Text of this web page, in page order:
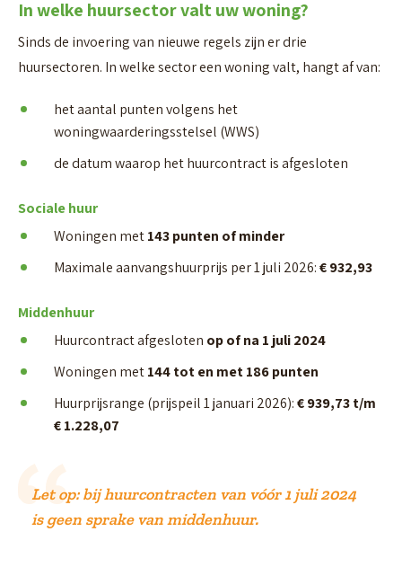
In welke huursector valt uw woning?
Sinds de invoering van nieuwe regels zijn er drie
huursectoren. In welke sector een woning valt, hangt af van:
het aantal punten volgens het
woningwaarderingsstelsel (WWS)
de datum waarop het huurcontract is afgesloten
Sociale huur
Woningen met143 punten of minder
Maximale aanvangshuurprijs per 1 juli 2026:€ 932,93
Middenhuur
Huurcontract afgesloten op of na 1 juli 2024
Woningen met144 tot en met 186 punten
Huurprijsrange (prijspeil 1 januari 2026):€ 939,73 t/m
€ 1.228,07
Let op: bij huurcontracten van vóór 1 juli 2024
is geen sprake van middenhuur.